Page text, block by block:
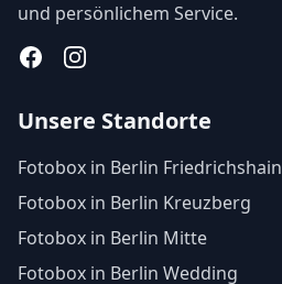
und persönlichem Service.
FacebookInstagram
Unsere Standorte
Fotobox in Berlin Friedrichshain
Fotobox in Berlin Kreuzberg
Fotobox in Berlin Mitte
Fotobox in Berlin Wedding